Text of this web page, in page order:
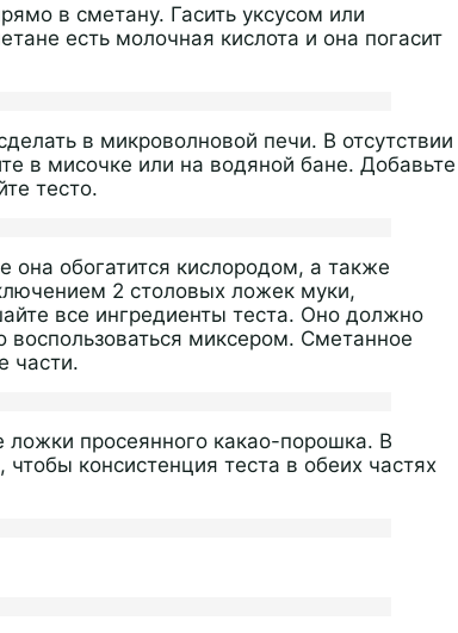
в сметану. Гасить уксусом или
есть молочная кислота и она погасит
в микроволновой печи. В отсутствии
в мисочке или на водяной бане. Добавьте
тесто.
она обогатится кислородом, а также
2 столовых ложек муки,
все ингредиенты теста. Оно должно
миксером. Сметанное
части.
ложки просеянного какао-порошка. В
консистенция теста в обеих частях